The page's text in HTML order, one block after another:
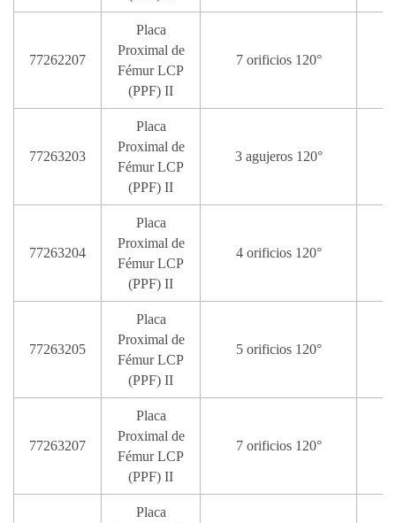
77262207
Placa
Proximal de
Fémur LCP
(PPF) II
7 orificios 120°
77263203
Placa
Proximal de
Fémur LCP
(PPF) II
3 agujeros 120°
77263204
Placa
Proximal de
Fémur LCP
(PPF) II
4 orificios 120°
77263205
Placa
Proximal de
Fémur LCP
(PPF) II
5 orificios 120°
77263207
Placa
Proximal de
Fémur LCP
(PPF) II
7 orificios 120°
Placa